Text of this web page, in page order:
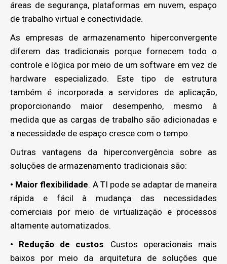
áreas de segurança, plataformas em nuvem, espaço
de trabalho virtual e conectividade.
As empresas de armazenamento hiperconvergente
diferem das tradicionais porque fornecem todo o
controle e lógica por meio de um software em vez de
hardware especializado. Este tipo de estrutura
também é incorporada a servidores de aplicação,
proporcionando maior desempenho, mesmo à
medida que as cargas de trabalho são adicionadas e
a necessidade de espaço cresce com o tempo.
Outras vantagens da hiperconvergência sobre as
soluções de armazenamento tradicionais são:
• Maior flexibilidade. A TI pode se adaptar de maneira
rápida e fácil à mudança das necessidades
comerciais por meio de virtualização e processos
altamente automatizados.
• Redução de custos. Custos operacionais mais
baixos por meio da arquitetura de soluções que